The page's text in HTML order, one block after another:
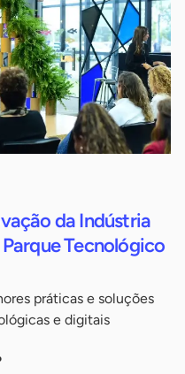
da Indústria
Tecnológico
práticas e soluções
e digitais